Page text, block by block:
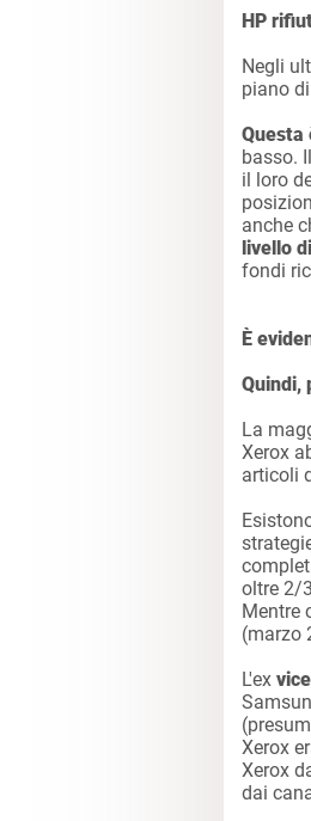
HP
Negli
piano
Questa
basso.
il loro
anche
livello
fondi
È
Quindi,
La
Xerox
articoli
oltre 2/
Mentre
(marzo
L'ex
Xerox
Xerox
dai